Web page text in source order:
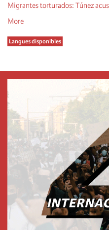
Migrantes torturados: Túnez
More
Langues disponibles